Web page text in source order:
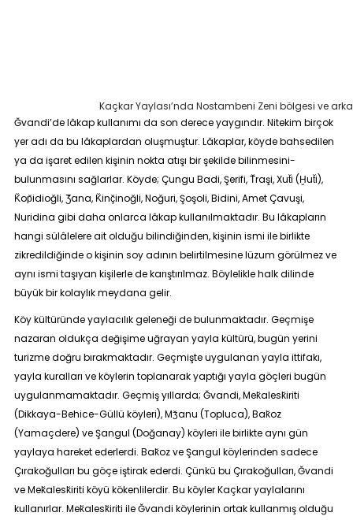
Kaçkar Yaylası’nda Nostambeni Zeni bölgesi ve
Ğvandi’de lâkap kullanımı da son derece yaygındır. Nitekim birçok
yer adı da bu lâkaplardan oluşmuştur. Lâkaplar, köyde bahsedilen
ya da işaret edilen kişinin nokta atışı bir şekilde bilinmesini-
bulunmasını sağlarlar. Köyde; Çungu Badi, Şerifi, T̆raşi, Xut̆i (Ḫut̆i),
K̆op̆idioğli, Ʒ̆ana, K̆inç̆inoğli, Noğuri, Şoşoli, Bidini, Amet Çavuşi,
Nuridina gibi daha onlarca lâkap kullanılmaktadır. Bu lâkapların
hangi sülâlelere ait olduğu bilindiğinden, kişinin ismi ile birlikte
zikredildiğinde o kişinin soy adının belirtilmesine lüzum görülmez ve
aynı ismi taşıyan kişilerle de karıştırılmaz. Böylelikle halk dilinde
büyük bir kolaylık meydana gelir.
Köy kültüründe yaylacılık geleneği de bulunmaktadır. Geçmişe
nazaran oldukça değişime uğrayan yayla kültürü, bugün yerini
turizme doğru bırakmaktadır. Geçmişte uygulanan yayla ittifakı,
yayla kuralları ve köylerin toplanarak yaptığı yayla göçleri bugün
uygulanmamaktadır. Geçmiş yıllarda; Ğvandi, Mek̆alesk̆iriti
(Dikkaya-Behice-Güllü köyleri), Mʒ̆anu (Topluca), Bak̆oz
(Yamaçdere) ve Şangul (Doğanay) köyleri ile birlikte aynı gün
yaylaya hareket ederlerdi. Bak̆oz ve Şangul köylerinden sadece
Çırakoğulları bu göçe iştirak ederdi. Çünkü bu Çırakoğulları, Ğvandi
ve Mek̆alesk̆iriti köyü kökenlilerdir. Bu köyler Kaçkar yaylalarını
kullanırlar. Mek̆alesk̆iriti ile Ğvandi köylerinin ortak kullanmış olduğu